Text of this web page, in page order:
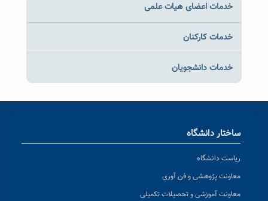
خدمات اعضای هیات علمی
خدمات کارکنان
خدمات دانشجویان
ساختار دانشگاه
ریاست دانشگاه
معاونت پژوهشی و فن آوری
معاونت آموزشی و تحصیلات تکمیلی